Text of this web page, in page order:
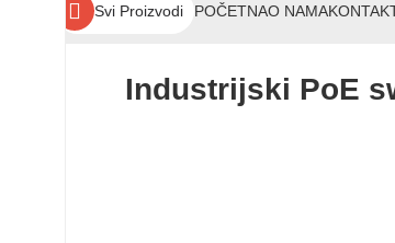
Svi Proizvodi POČETNAO NAMA
Industrijski PoE